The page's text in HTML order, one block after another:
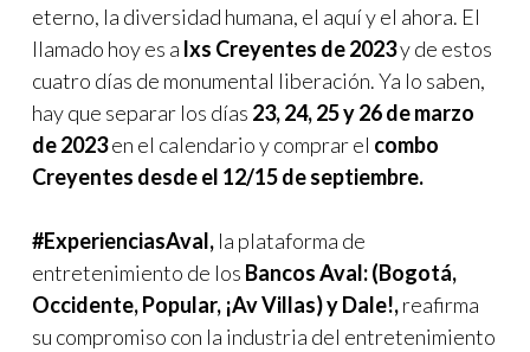
eterno, la diversidad humana, el aquí y el ahora. El
llamado hoy es a lxs Creyentes de 2023y de estos
cuatro días de monumental liberación. Ya lo saben,
hay que separar los días 23, 24, 25 y 26 de marzo
de 2023en el calendario y comprar el combo
Creyentes desde el 12/15 de septiembre.
#ExperienciasAval, la plataforma de
entretenimiento de los Bancos Aval: (Bogotá,
Occidente, Popular, ¡Av Villas) y Dale!,reafirma
su compromiso con la industria del entretenimiento